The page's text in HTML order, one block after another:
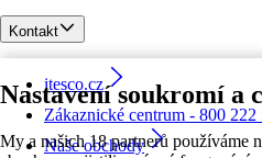
Nastavení soukromí a
My a našich 18 partnerů používáme
Kontakt
itesco.cz
Zákaznické centrum - 800 222
Naše obchody